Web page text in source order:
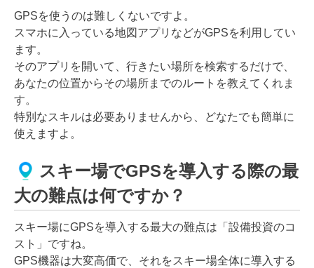
GPSを使うのは難しくないですよ。
スマホに入っている地図アプリなどがGPSを利用してい
ます。
そのアプリを開いて、行きたい場所を検索するだけで、
あなたの位置からその場所までのルートを教えてくれま
す。
特別なスキルは必要ありませんから、どなたでも簡単に
使えますよ。
スキー場でGPSを導入する際の最
大の難点は何ですか？
スキー場にGPSを導入する最大の難点は「設備投資のコ
スト」ですね。
GPS機器は大変高価で、それをスキー場全体に導入する